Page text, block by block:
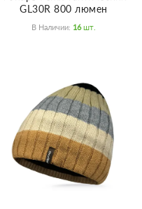
GL30R 800 люмен
В Наличии: 16 Шт.